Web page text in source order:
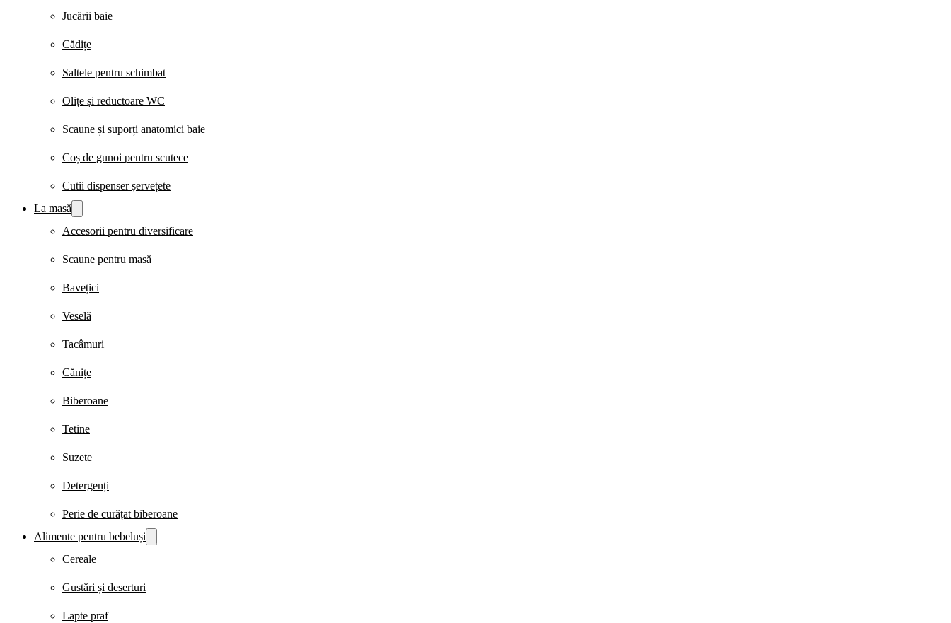
Jucării baie
Cădițe
Saltele pentru schimbat
Olițe și reductoare WC
Scaune și suporți anatomici baie
Coș de gunoi pentru scutece
Cutii dispenser șervețete
La masă
Accesorii pentru diversificare
Scaune pentru masă
Bavețici
Veselă
Tacâmuri
Cănițe
Biberoane
Tetine
Suzete
Detergenți
Perie de curățat biberoane
Alimente pentru bebeluși
Cereale
Gustări și deserturi
Lapte praf